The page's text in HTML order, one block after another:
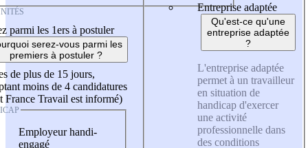
parmi les 1ers à postuler
serez-vous parmi les
premiers à postuler ?
de plus de 15 jours,
moins de 4 candidatures
France Travail est informé)
Employeur handi-
engagé
Entreprise adaptée
Qu'est-ce qu'une
entreprise adaptée
?
L'entreprise adaptée
permet à un travailleur
en situation de
handicap d'exercer
une activité
professionnelle dans
des conditions